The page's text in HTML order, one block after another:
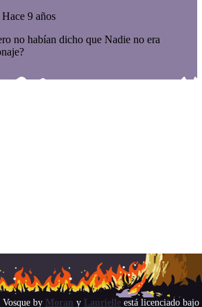
by Moran y Laurielle está licenciado bajo